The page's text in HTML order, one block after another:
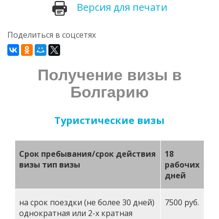
Версия для печати
Поделиться в соцсетях
Получение визы в
Болгарию
Туристические визы
Срок пребывания/срок действия
визы тип визы
18
рабочих
дней
на срок поездки (не более 30 дней)
однократная или 2-х кратная
7500 руб.